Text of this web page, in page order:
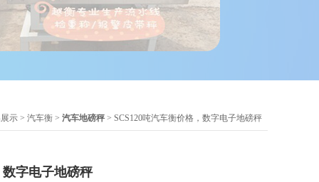
示 > 汽车衡 > 汽车地磅秤> SCS120吨汽车衡价格，数字电子地磅秤
字电子地磅秤